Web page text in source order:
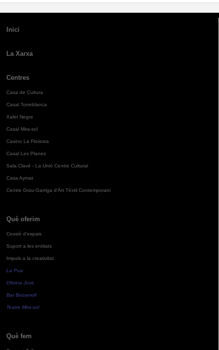
Inici
La Xarxa
Centres
Casa de Cultura
Casal Torreblanca
Xalet Negre
Casal Mira-sol
Casino La Floresta
Casal Les Planes
Sala Clavé - La Unió Centre Cultural
Casa Aymat
Centre Grau-Garriga d'Art Tèxtil Contemporani
Què oferim
Cessió d'espais
Suport a les entitats
Impuls a la creativitat
La Pua
Oficina Jove
Bar Bocamoll
Teatre Mira-sol
Què fem